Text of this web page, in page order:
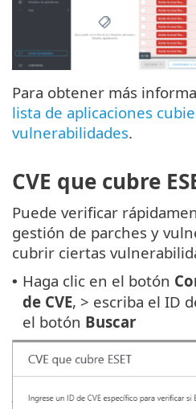
Para obtener más
lista de aplicaciones
vulnerabilidades.
CVE que cubre
Puede verificar
gestión de parches y
cubrir ciertas
• Haga clic en el botón
de CVE, > escriba el ID
el botón Buscar